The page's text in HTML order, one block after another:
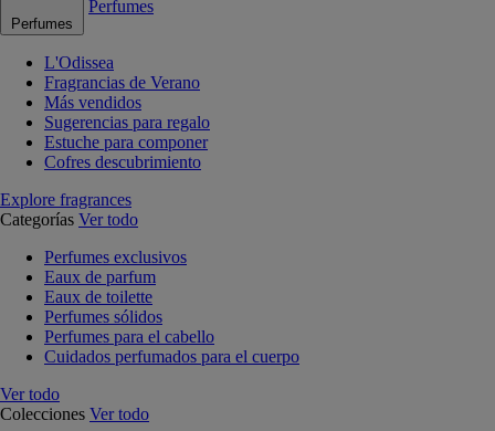
Perfumes
Perfumes
L'Odissea
Fragrancias de Verano
Más vendidos
Sugerencias para regalo
Estuche para componer
Cofres descubrimiento
Explore fragrances
Categorías Ver todo
Perfumes exclusivos
Eaux de parfum
Eaux de toilette
Perfumes sólidos
Perfumes para el cabello
Cuidados perfumados para el cuerpo
Ver todo
Colecciones Ver todo